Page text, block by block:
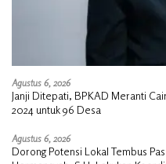
Agustus 6, 2026
Janji Ditepati, BPKAD Meranti
2024 untuk 96 Desa
Agustus 6, 2026
Dorong Potensi Lokal Tembus